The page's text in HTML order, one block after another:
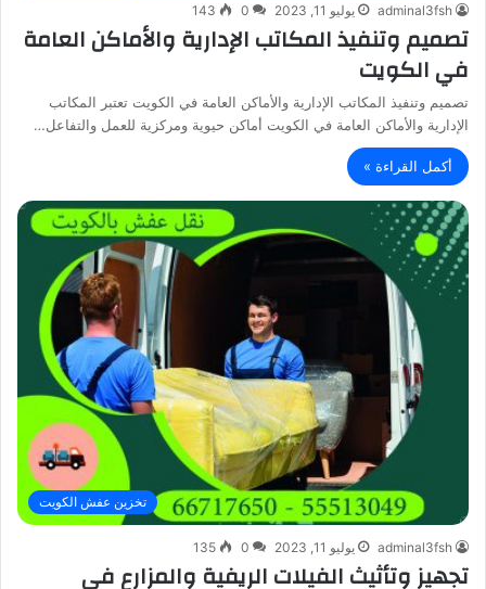
adminal3fsh يوليو 11, 2023 0
143
تصميم وتنفيذ المكاتب الإدارية والأماكن العامة
في الكويت
تصميم وتنفيذ المكاتب الإدارية والأماكن العامة في الكويت تعتبر المكاتب
الإدارية والأماكن العامة في الكويت أماكن حيوية ومركزية للعمل والتفاعل…
أكمل القراءة »
تخزين عفش الكويت
adminal3fsh يوليو 11, 2023 0
135
تجهيز وتأثيث الفيلات الريفية والمزارع في